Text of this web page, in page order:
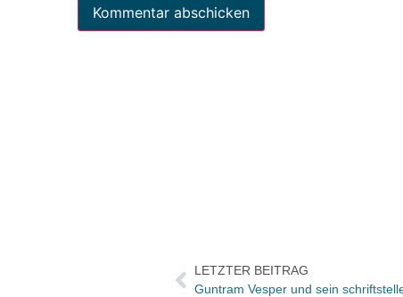
LETZTER BEITRAG
Guntram Vesper und sein